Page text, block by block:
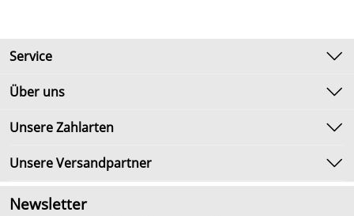
Service
Kontakt
Umtausch & Rückgabe
Lieferbedingungen
Über uns
Unsere Bestseller
Neu
Angebote
Unsere Zahlarten
Unsere Versandpartner
Newsletter